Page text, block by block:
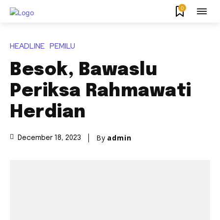
0
HEADLINE PEMILU
Besok, Bawaslu
Periksa Rahmawati
Herdian
December 18, 2023 By admin